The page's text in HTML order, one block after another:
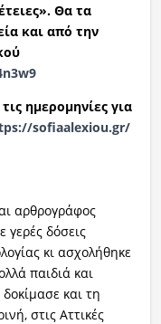
Θα τα
και από την
ημερομηνίες για
sofiaalexiou.gr/
αρθρογράφος
γερές δόσεις
κι ασχολήθηκε
παιδιά και
και τη
στις Αττικές